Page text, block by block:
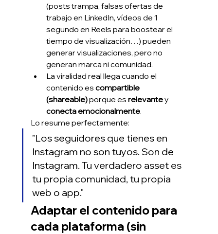
(posts trampa, falsas ofertas de
trabajo en LinkedIn, vídeos de 1
segundo en Reels para boostear el
tiempo de visualización…) pueden
generar visualizaciones, pero no
generan marca ni comunidad.
La viralidad real llega cuando el
contenido es compartible
(shareable) porque es relevante y
conecta emocionalmente.
Lo resume perfectamente:
"Los seguidores que tienes en
Instagram no son tuyos. Son de
Instagram. Tu verdadero asset es
tu propia comunidad, tu propia
web o app."
Adaptar el contenido para
cada plataforma (sin